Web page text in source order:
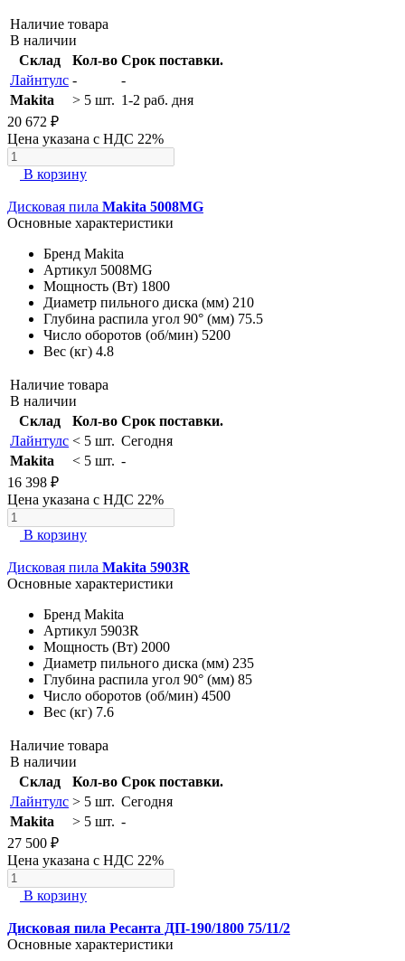
Наличие товара
В наличии
Склад
Кол-во Срок поставки.
Лайнтулс -
-
Makita
> 5 шт. 1-2 раб. дня
20 672 ₽
Цена указана с НДС 22%
В корзину
Дисковая пила Makita 5008MG
Основные характеристики
Бренд Makita
Артикул 5008MG
Мощность (Вт) 1800
Диаметр пильного диска (мм) 210
Глубина распила угол 90° (мм) 75.5
Число оборотов (об/мин) 5200
Вес (кг) 4.8
Наличие товара
В наличии
Склад
Кол-во Срок поставки.
Лайнтулс < 5 шт. Сегодня
Makita
< 5 шт. -
16 398 ₽
Цена указана с НДС 22%
В корзину
Дисковая пила Makita 5903R
Основные характеристики
Бренд Makita
Артикул 5903R
Мощность (Вт) 2000
Диаметр пильного диска (мм) 235
Глубина распила угол 90° (мм) 85
Число оборотов (об/мин) 4500
Вес (кг) 7.6
Наличие товара
В наличии
Склад
Кол-во Срок поставки.
Лайнтулс > 5 шт. Сегодня
Makita
> 5 шт. -
27 500 ₽
Цена указана с НДС 22%
В корзину
Дисковая пила Ресанта ДП-190/1800 75/11/2
Основные характеристики